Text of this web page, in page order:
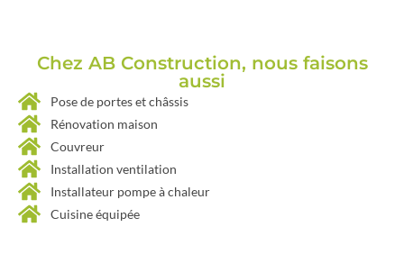
Chez AB Construction, nous faisons
aussi
Pose de portes et châssis
Rénovation maison
Couvreur
Installation ventilation
Installateur pompe à chaleur
Cuisine équipée